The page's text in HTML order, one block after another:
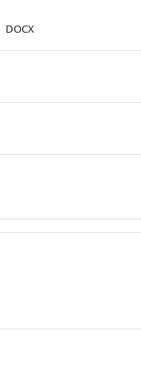
File
DOCX